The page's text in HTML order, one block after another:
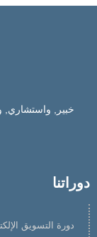
خبير, واستشاري,
دوراتنا
دورة التسويق